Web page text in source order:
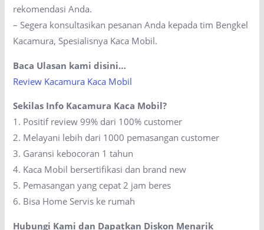
rekomendasi Anda.
– Segera konsultasikan pesanan Anda kepada tim Bengkel
Kacamura, Spesialisnya Kaca Mobil.
Baca Ulasan kami disini…
Review Kacamura Kaca Mobil
Sekilas Info Kacamura Kaca Mobil?
1. Positif review 99% dari 100% customer
2. Melayani lebih dari 1000 pemasangan customer
3. Garansi kebocoran 1 tahun
4. Kaca Mobil bersertifikasi dan brand new
5. Pemasangan yang cepat 2 jam beres
6. Bisa Home Servis ke rumah
Hubungi Kami dan Dapatkan Diskon Menarik